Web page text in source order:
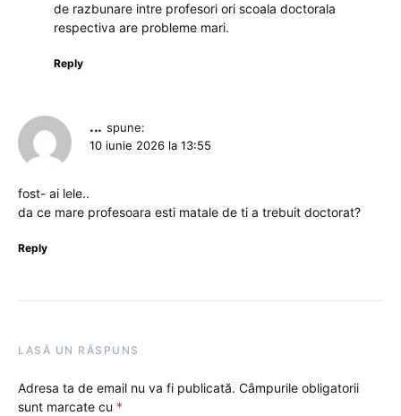
de razbunare intre profesori ori scoala doctorala
respectiva are probleme mari.
Reply
... spune:
10 iunie 2026 la 13:55
fost- ai lele..
da ce mare profesoara esti matale de ti a trebuit doctorat?
Reply
LASĂ UN RĂSPUNS
Adresa ta de email nu va fi publicată. Câmpurile obligatorii
sunt marcate cu *